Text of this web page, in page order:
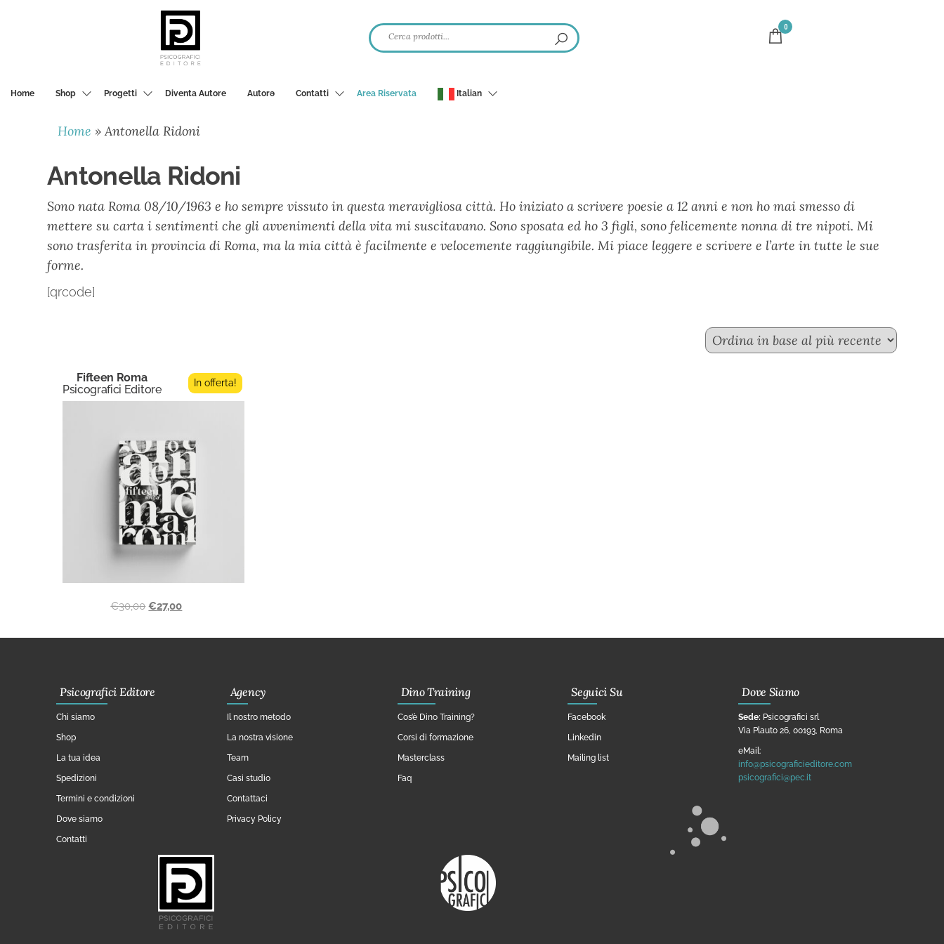
0
Home Shop Progetti Diventa Autore Autorә Contatti Area Riservata Italian
Home »Antonella Ridoni
Antonella Ridoni
Sono nata Roma 08/10/1963 e ho sempre vissuto in questa meravigliosa città. Ho iniziato a scrivere poesie a 12 anni e non ho mai smesso di
mettere su carta i sentimenti che gli avvenimenti della vita mi suscitavano. Sono sposata ed ho 3 figli, sono felicemente nonna di tre nipoti. Mi
sono trasferita in provincia di Roma, ma la mia città è facilmente e velocemente raggiungibile. Mi piace leggere e scrivere e l’arte in tutte le sue
forme.
[qrcode]
Fifteen Roma
Psicografici Editore
In offerta!
€30,00 €27,00
Psicografici Editore
Chi siamo
Shop
La tua idea
Spedizioni
Termini e condizioni
Dove siamo
Contatti
Agency
Il nostro metodo
La nostra visione
Team
Casi studio
Contattaci
Privacy Policy
Dino Training
Cos’è Dino Training?
Corsi di formazione
Masterclass
Faq
Seguici Su
Facebook
Linkedin
Mailing list
Dove Siamo
Sede: Psicografici srl
Via Plauto 26, 00193, Roma
eMail:
info@psicograficieditore.com
psicografici@pec.it